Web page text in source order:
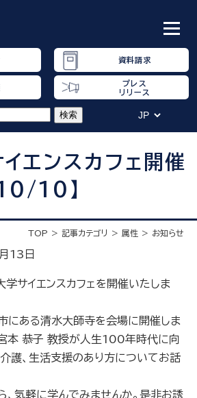
資料請求
プレス
リリース
エンスカフェ開催
10】
TOP 記事カテゴリ 属性 お知らせ
13日
学サイエンスカフェを開催いたしま
にある清水大師寺を会場に開催しま
本 恭子 教授が人生100年時代に向
護、生活支援のあり方についてお話
、気軽に学んでみませんか。是非お誘